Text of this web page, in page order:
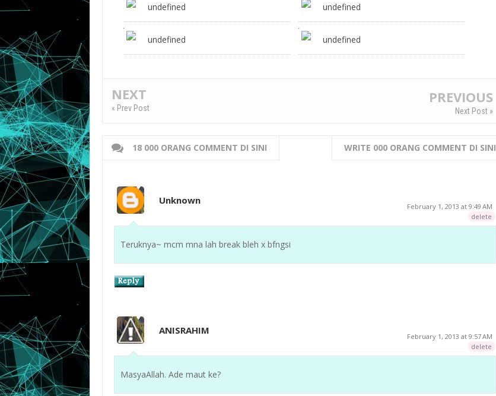
undefined undefined
undefined undefined
NEXT
« Prev Post
PREVIOUS
Next Post »
18 000 ORANG COMMENT DI SINI WRITE 000 ORANG COMMENT DI SINI
Unknown
February 1, 2013 at 9:49 AM
delete
Teruknya~ mcm mna lah break bleh x bfngsi
ANISRAHIM
February 1, 2013 at 9:57 AM
delete
MasyaAllah. Ade maut ke?